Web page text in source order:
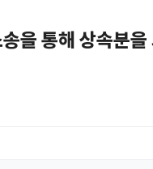
을 통해 상속분